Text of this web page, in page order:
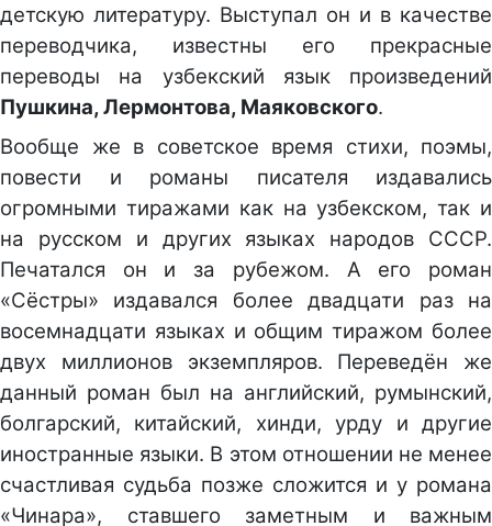
детскую литературу. Выступал он и в качестве
переводчика, известны его прекрасные
переводы на узбекский язык произведений
Пушкина, Лермонтова, Маяковского.
Вообще же в советское время стихи, поэмы,
повести и романы писателя издавались
огромными тиражами как на узбекском, так и
на русском и других языках народов СССР.
Печатался он и за рубежом. А его роман
«Сёстры» издавался более двадцати раз на
восемнадцати языках и общим тиражом более
двух миллионов экземпляров. Переведён же
данный роман был на английский, румынский,
болгарский, китайский, хинди, урду и другие
иностранные языки. В этом отношении не менее
счастливая судьба позже сложится и у романа
«Чинара», ставшего заметным и важным